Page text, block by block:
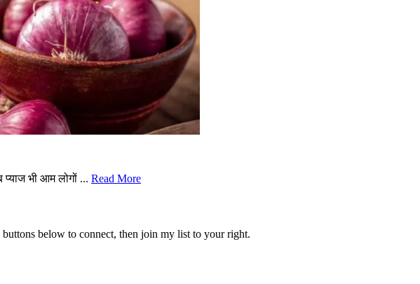
भी आम लोगों ... Read More
below to connect, then join my list to your right.